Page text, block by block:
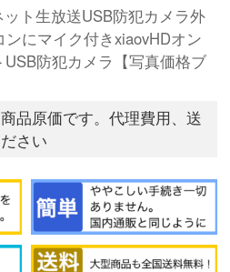
ト生放送USB防犯カメラ外
にマイク付きxiaovHDオン
防犯カメラ【写真価格ブ
品原価です。代理費用、送
さい